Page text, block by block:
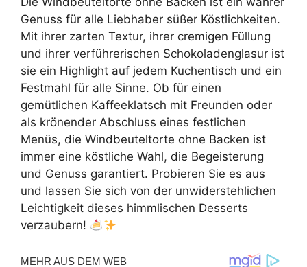
Genuss für alle Liebhaber süßer Köstlichkeiten.
Mit ihrer zarten Textur, ihrer cremigen Füllung
und ihrer verführerischen Schokoladenglasur ist
sie ein Highlight auf jedem Kuchentisch und ein
Festmahl für alle Sinne. Ob für einen
gemütlichen Kaffeeklatsch mit Freunden oder
als krönender Abschluss eines festlichen
Menüs, die Windbeuteltorte ohne Backen ist
immer eine köstliche Wahl, die Begeisterung
und Genuss garantiert. Probieren Sie es aus
und lassen Sie sich von der unwiderstehlichen
Leichtigkeit dieses himmlischen Desserts
verzaubern!